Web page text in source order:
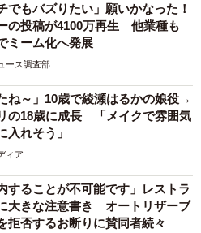
でもバズりたい」願いかなった！
の投稿が4100万再生 他業種も
ミーム化へ発展
ース調査部
ね～」10歳で綾瀬はるかの娘役→
の18歳に成長 「メイクで雰囲気
入れそう」
ィア
することが不可能です」レストラ
大きな注意書き オートリザーブ
拒否するお断りに賛同者続々